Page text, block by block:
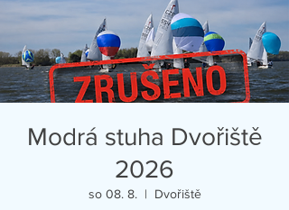
Modrá stuha Dvořiště
2026
so 08. 8.
  |
Dvořiště